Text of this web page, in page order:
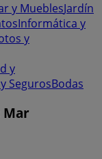
y MueblesJardín
Informática y
y
y
SegurosBodas
Mar